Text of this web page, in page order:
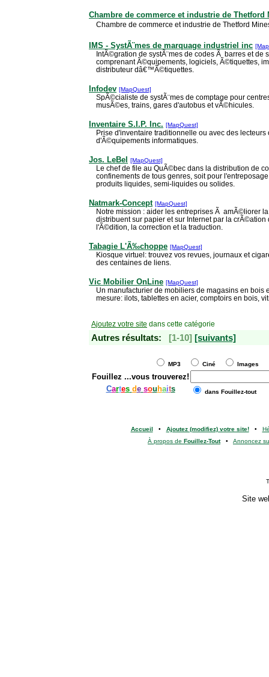
Chambre de commerce et industrie de Thetford
Chambre de commerce et industrie de Thetford
IMS - SystÃ¨mes de marquage industriel inc
IntÃ©gration de systÃ¨mes de codes Ã barres et de
comprenant Ã©quipements, logiciels, Ã©tiquettes,
distributeur dâ€™Ã©tiquettes.
Infodev [MapQuest]
SpÃ©cialiste de systÃ¨mes de comptage pour
musÃ©es, trains, gares d'autobus et vÃ©hicules.
Inventaire S.I.P. Inc. [MapQuest]
Prise d'inventaire traditionnelle ou avec des lecteurs
d'Ã©quipements informatiques.
Jos. LeBel [MapQuest]
Le chef de file au QuÃ©bec dans la distribution de
confinements de tous genres, soit pour
produits liquides, semi-liquides ou solides.
Natmark-Concept [MapQuest]
Notre mission : aider les entreprises Ã amÃ©liorer
distribuent sur papier et sur Internet par la
l'Ã©dition, la correction et la traduction.
Tabagie L'Ã‰choppe [MapQuest]
Kiosque virtuel: trouvez vos revues, journaux et
des centaines de liens.
Vic Mobilier OnLine [MapQuest]
Un manufacturier de mobiliers de magasins en bois
mesure: ilots, tablettes en acier, comptoirs en bois,
Ajoutez votre site dans cette catégorie
Autres résultats: [1-10] [suivants]
MP3 Ciné Images
Fouillez ...vous trouverez!
Cartes de sou haits dans Fouillez-tout
Accueil • Ajoutez (modifiez) votre site!•
À propos de Fouillez-Tout• Annoncez
Site